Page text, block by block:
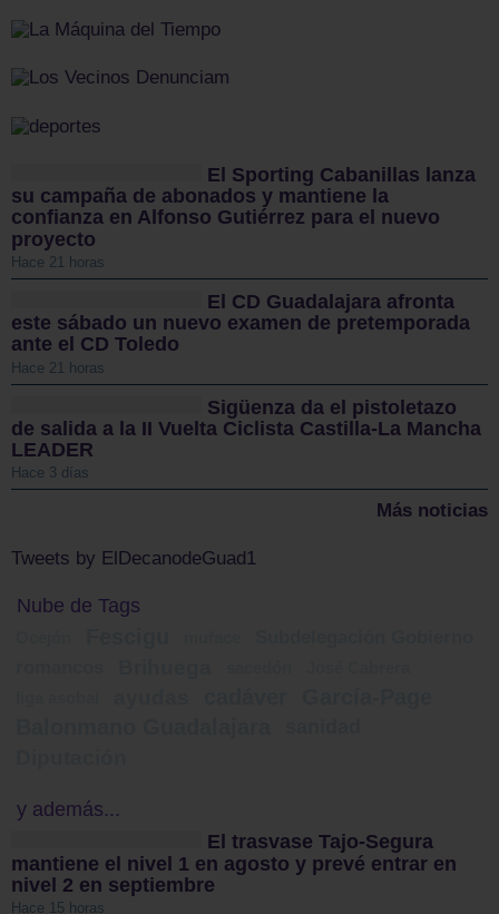
El Sporting Cabanillas lanza
su campaña de abonados y mantiene la
confianza en Alfonso Gutiérrez para el nuevo
proyecto
Hace 21 horas
El CD Guadalajara afronta
este sábado un nuevo examen de pretemporada
ante el CD Toledo
Hace 21 horas
Sigüenza da el pistoletazo
de salida a la II Vuelta Ciclista Castilla-La Mancha
LEADER
Hace 3 días
Más noticias
Tweets by ElDecanodeGuad1
Nube de Tags
y además...
El trasvase Tajo-Segura
mantiene el nivel 1 en agosto y prevé entrar en
nivel 2 en septiembre
Hace 15 horas